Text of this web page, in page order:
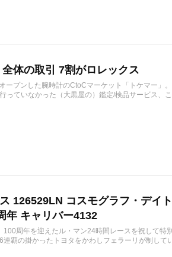
全体の取引 7割がロレックス
ープンした腕時計のCtoCマーケット「トケマー」
っていなかった（大黒屋の）鑑定/検品サービス、
126529LN コスモグラフ・デイ
年 キャリバー4132
100周年を迎えたル・マン24時間レースを祝して
連覇の掛かったトヨタをかわしフェラーリが制して